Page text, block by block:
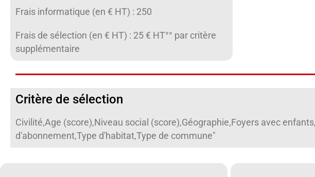
Frais informatique (en € HT) : 250
Frais de sélection (en € HT) : 25 € HT°° par critère
supplémentaire
Critère de sélection
Civilité,Age (score),Niveau social (score),Géographie,Foyers avec
d'abonnement,Type d'habitat,Type de commune"